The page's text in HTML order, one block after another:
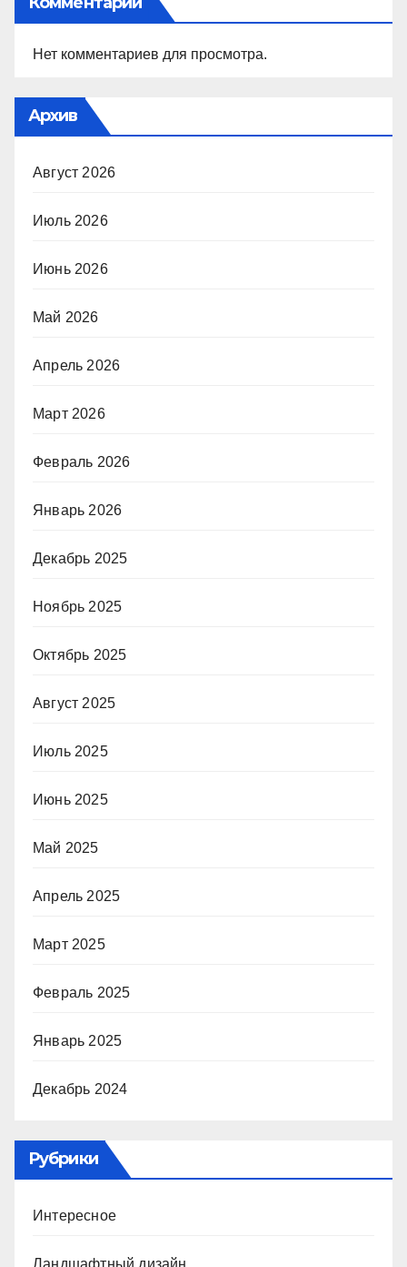
Нет комментариев для просмотра.
Архив
Август 2026
Июль 2026
Июнь 2026
Май 2026
Апрель 2026
Март 2026
Февраль 2026
Январь 2026
Декабрь 2025
Ноябрь 2025
Октябрь 2025
Август 2025
Июль 2025
Июнь 2025
Май 2025
Апрель 2025
Март 2025
Февраль 2025
Январь 2025
Декабрь 2024
Рубрики
Интересное
Ландшафтный дизайн